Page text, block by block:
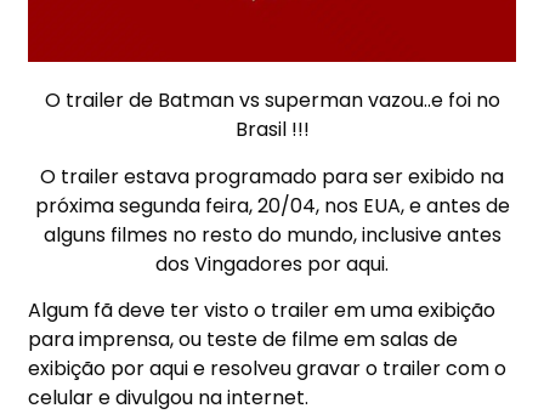
O trailer de Batman vs superman vazou..e foi no
Brasil !!!
O trailer estava programado para ser exibido na
próxima segunda feira, 20/04, nos EUA, e antes de
alguns filmes no resto do mundo, inclusive antes
dos Vingadores por aqui.
Algum fã deve ter visto o trailer em uma exibição
para imprensa, ou teste de filme em salas de
exibição por aqui e resolveu gravar o trailer com o
celular e divulgou na internet.